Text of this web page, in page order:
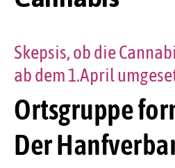
Ortsgruppe
Der
Skepsis, ob die
ab dem 1.April